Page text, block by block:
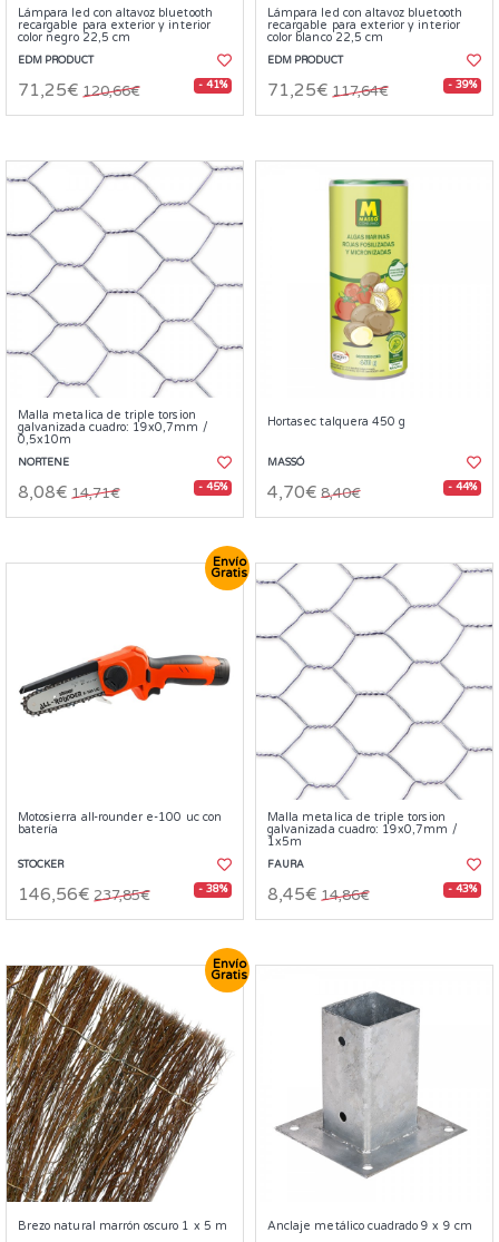
Lámpara led con altavoz bluetooth
recargable para exterior y interior
color negro 22,5 cm
EDM PRODUCT
71,25€ 120,66€ - 41%
Lámpara led con altavoz bluetooth
recargable para exterior y interior
color blanco 22,5 cm
EDM PRODUCT
71,25€ 117,64€ - 39%
Malla metalica de triple torsion
galvanizada cuadro: 19x0,7mm /
0,5x10m
NORTENE
8,08€ 14,71€ - 45%
Hortasec talquera 450 g
MASSÓ
4,70€ 8,40€ - 44%
Envío
Gratis
Motosierra all-rounder e-100 uc con
batería
STOCKER
146,56€ 237,85€ - 38%
Malla metalica de triple torsion
galvanizada cuadro: 19x0,7mm /
1x5m
FAURA
8,45€ 14,86€ - 43%
Envío
Gratis
Brezo natural marrón oscuro 1 x 5 m Anclaje metálico cuadrado 9 x 9 cm